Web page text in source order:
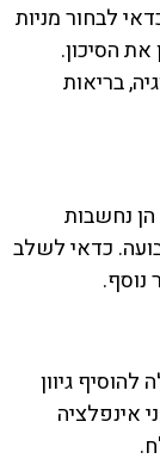
לבחור מניות
הסיכון.
בריאות
נחשבות
כדאי לשלב
נוסף.
גיוון
אינפלציה